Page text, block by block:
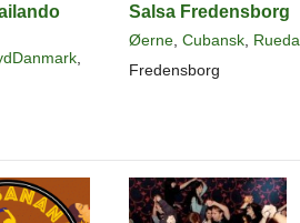
,
Salsa Fredensborg
Øerne, Cubansk, Rueda
Fredensborg